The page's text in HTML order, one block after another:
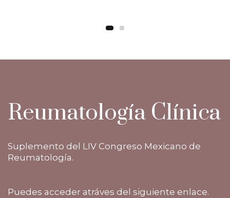
Reumatología Clínica
Suplemento del LIV Congreso Mexicano de
Reumatología.
Puedes acceder atráves del siguiente enlace.